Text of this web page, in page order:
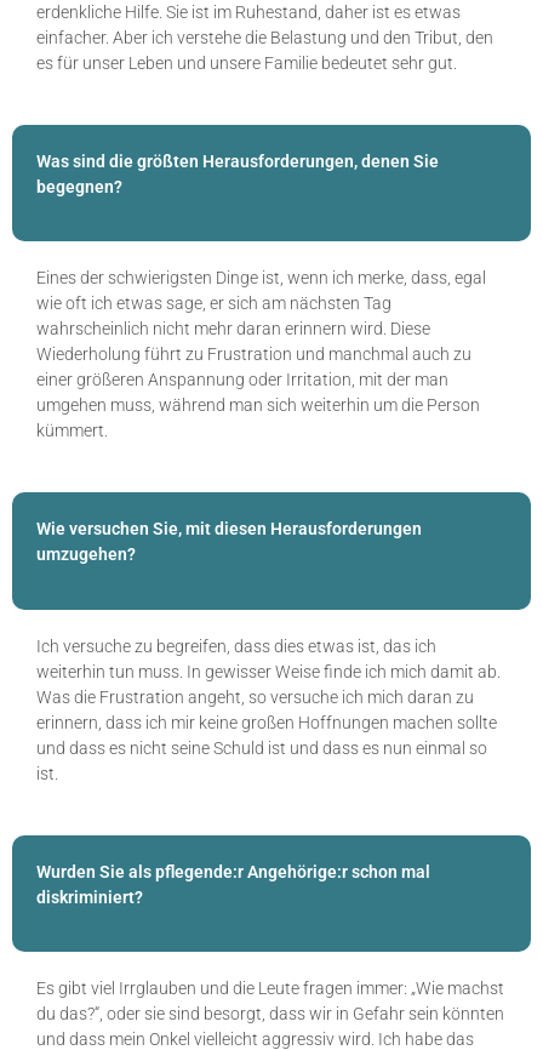
erdenkliche Hilfe. Sie ist im Ruhestand, daher ist es etwas
einfacher. Aber ich verstehe die Belastung und den Tribut, den
es für unser Leben und unsere Familie bedeutet sehr gut.
Was sind die größten Herausforderungen, denen Sie
begegnen?
Eines der schwierigsten Dinge ist, wenn ich merke, dass, egal
wie oft ich etwas sage, er sich am nächsten Tag
wahrscheinlich nicht mehr daran erinnern wird. Diese
Wiederholung führt zu Frustration und manchmal auch zu
einer größeren Anspannung oder Irritation, mit der man
umgehen muss, während man sich weiterhin um die Person
kümmert.
Wie versuchen Sie, mit diesen Herausforderungen
umzugehen?
Ich versuche zu begreifen, dass dies etwas ist, das ich
weiterhin tun muss. In gewisser Weise finde ich mich damit ab.
Was die Frustration angeht, so versuche ich mich daran zu
erinnern, dass ich mir keine großen Hoffnungen machen sollte
und dass es nicht seine Schuld ist und dass es nun einmal so
ist.
Wurden Sie als pflegende:r Angehörige:r schon mal
diskriminiert?
Es gibt viel Irrglauben und die Leute fragen immer: „Wie machst
du das?“, oder sie sind besorgt, dass wir in Gefahr sein könnten
und dass mein Onkel vielleicht aggressiv wird. Ich habe das